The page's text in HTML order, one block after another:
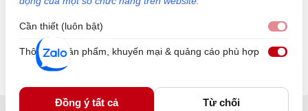
Cần thiết (luôn bật)
Thông tin sản phẩm, khuyến mại & quảng cáo phù hợp
Đồng ý tất cả Từ chối
kế hoạch và đầu tư TP Hồ Chí Minh. Giám đốc: Nguyễn Ngọc Ngân. Hotline: 1800.6729
(miễn phí) - Email: cskh@viendidong.com - Bản quyền thuộc về Viện Di Động.